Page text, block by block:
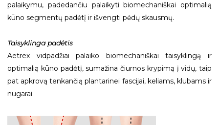
palaikymu, padedančiu palaikyti biomechaniškai optimalią
kūno segmentų padėtį ir išvengti pėdų skausmų.
Taisyklinga padėtis
Aetrex vidpadžiai palaiko biomechaniškai taisyklingą ir
optimalią kūno padėtį, sumažina čiurnos krypimą į vidų, taip
pat apkrovą tenkančią plantarinei fascijai, keliams, klubams ir
nugarai.